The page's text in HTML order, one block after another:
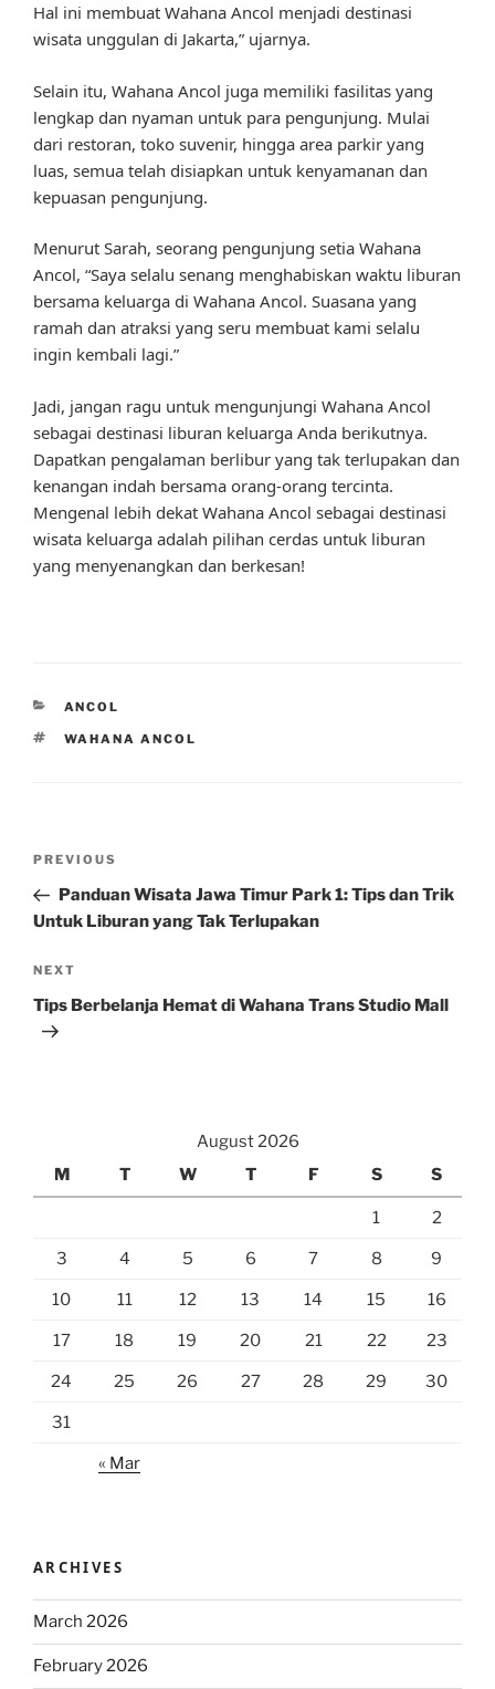
Hal ini membuat Wahana Ancol menjadi destinasi
wisata unggulan di Jakarta,” ujarnya.
Selain itu, Wahana Ancol juga memiliki fasilitas yang
lengkap dan nyaman untuk para pengunjung. Mulai
dari restoran, toko suvenir, hingga area parkir yang
luas, semua telah disiapkan untuk kenyamanan dan
kepuasan pengunjung.
Menurut Sarah, seorang pengunjung setia Wahana
Ancol, “Saya selalu senang menghabiskan waktu liburan
bersama keluarga di Wahana Ancol. Suasana yang
ramah dan atraksi yang seru membuat kami selalu
ingin kembali lagi.”
Jadi, jangan ragu untuk mengunjungi Wahana Ancol
sebagai destinasi liburan keluarga Anda berikutnya.
Dapatkan pengalaman berlibur yang tak terlupakan dan
kenangan indah bersama orang-orang tercinta.
Mengenal lebih dekat Wahana Ancol sebagai destinasi
wisata keluarga adalah pilihan cerdas untuk liburan
yang menyenangkan dan berkesan!
CATEGORIES
ANCOL
TAGS
WAHANA ANCOL
Previous
Post
PREVIOUS
Panduan Wisata Jawa Timur Park 1: Tips dan Trik
Untuk Liburan yang Tak Terlupakan
Next
Post
NEXT
Tips Berbelanja Hemat di Wahana Trans Studio Mall
August 2026
M
T W T F S S
1 2
3 4 5 6 7 8 9
10 11 12 13 14 15 16
17 18 19 20 21 22 23
24 25 26 27 28 29 30
31
« Mar
ARCHIVES
March 2026
February 2026